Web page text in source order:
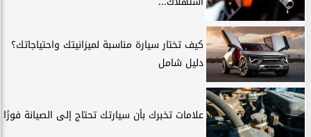
كيف تختار سيارة مناسبة لميزانيتك واحتياجاتك؟
دليل شامل
علامات تخبرك بأن سيارتك تحتاج إلى الصيانة فورًا